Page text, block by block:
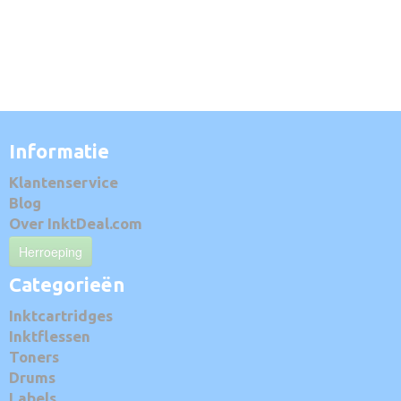
Informatie
Klantenservice
Blog
Over InktDeal.com
Herroeping
Categorieën
Inktcartridges
Inktflessen
Toners
Drums
Labels